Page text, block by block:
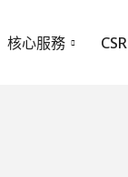
核心服務 CSR